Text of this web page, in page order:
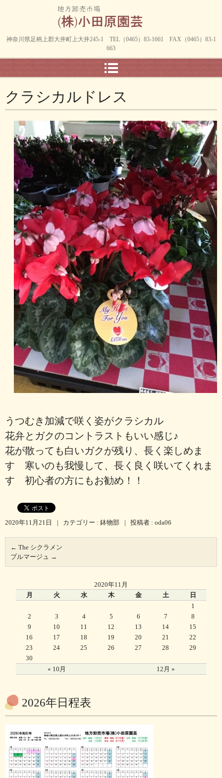
神奈川県足柄上郡大井町上大井245-1 TEL（0465）83-1661 FAX（0465）83-1
663
クラシカルドレス
うつむき加減で咲く姿がクラシカル
花弁とガクのコントラストもいい感じ♪
花が散っても白いガクが残り、長く楽しめま
す 寒いのも我慢して、長く良く咲いてくれま
す 初心者の方にもお勧め！！
2020年11月21日 | カテゴリー : 鉢物部 | 投稿者 : oda06
← The シクラメン
プルマージュ →
2020年11月
月
火 水 木 金 土 日
« 10月 12月 »
1
2
3 4 5 6 7
8
9
10 11 12 13 14
15
16
17 18 19 20 21
22
23
24 25 26 27 28
29
30
2026年日程表